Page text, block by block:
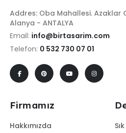
Addres: Oba Mahallesi. Azaklar
Alanya - ANTALYA
Email: info@birtasarim.com
Telefon: 0 532 730 07 01
Firmamız
Hakkımızda